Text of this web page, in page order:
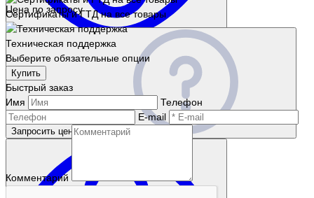
Цена по запросу
Запросить цену
Сертификаты и ГТД на все товары
Техническая поддержка
Выберите обязательные опции
Купить
Быстрый заказ
Имя
Телефон
E-mail
Комментарий